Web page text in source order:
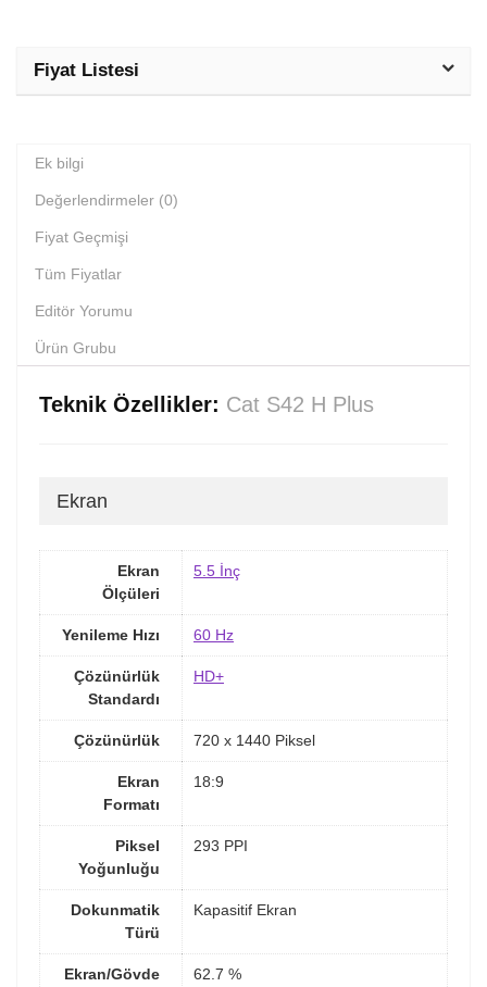
Fiyat Listesi
Ek bilgi
Değerlendirmeler (0)
Fiyat Geçmişi
Tüm Fiyatlar
Editör Yorumu
Ürün Grubu
Teknik Özellikler: Cat S42 H Plus
Ekran
Ekran
Ölçüleri
5.5 İnç
Yenileme Hızı 60 Hz
Çözünürlük
Standardı
HD+
Çözünürlük 720 x 1440 Piksel
Ekran
Formatı
18:9
Piksel
Yoğunluğu
293 PPI
Dokunmatik
Türü
Kapasitif Ekran
Ekran/Gövde
62.7 %